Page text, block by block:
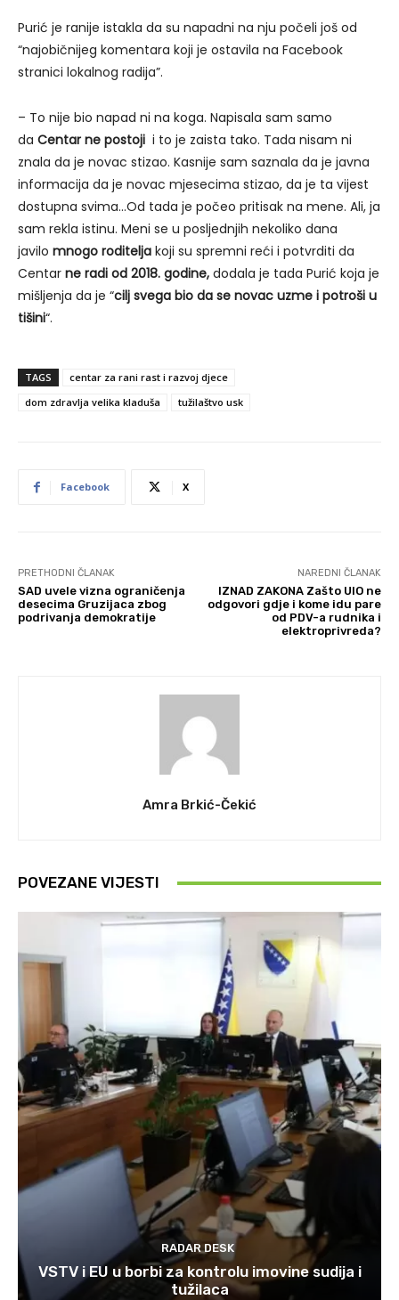
Purić je ranije istakla da su napadni na nju počeli još od
“najobičnijeg komentara koji je ostavila na Facebook
stranici lokalnog radija”.
– To nije bio napad ni na koga. Napisala sam samo
da Centar ne postoji i to je zaista tako. Tada nisam ni
znala da je novac stizao. Kasnije sam saznala da je javna
informacija da je novac mjesecima stizao, da je ta vijest
dostupna svima…Od tada je počeo pritisak na mene. Ali, ja
sam rekla istinu. Meni se u posljednjih nekoliko dana
javilo mnogo roditelja koji su spremni reći i potvrditi da
Centar ne radi od 2018. godine, dodala je tada Purić koja je
mišljenja da je “cilj svega bio da se novac uzme i potroši u
tišini“.
TAGS
centar za rani rast i razvoj djece
dom zdravlja velika kladuša
tužilaštvo usk
Facebook X
PRETHODNI ČLANAK
SAD uvele vizna ograničenja
desecima Gruzijaca zbog
podrivanja demokratije
NAREDNI ČLANAK
IZNAD ZAKONA Zašto UIO ne
odgovori gdje i kome idu pare
od PDV-a rudnika i
elektroprivreda?
Amra Brkić-Čekić
POVEZANE VIJESTI
RADAR DESK
VSTV i EU u borbi za kontrolu imovine sudija i
tužilaca